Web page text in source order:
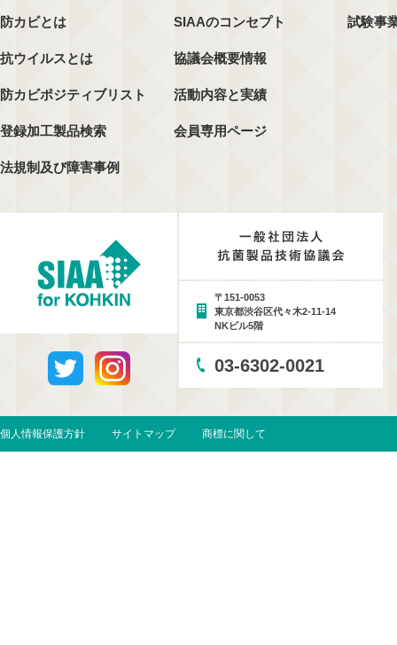
防カビとは
抗ウイルスとは
防カビポジティブリスト
登録加工製品検索
法規制及び障害事例
SIAAのコンセプト
協議会概要情報
活動内容と実績
会員専用ページ
試験事
〒151-0053
東京都渋谷区代々木2-11-14
NKビル5階
03-6302-0021
個人情報保護方針 サイトマップ 商標に関して